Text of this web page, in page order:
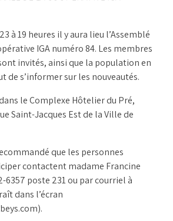
à 19 heures il y aura lieu l’Assemblé
IGA numéro 84. Les membres
invités, ainsi que la population en
de s’informer sur les nouveautés.
le Complexe Hôtelier du Pré,
Saint-Jacques Est de la Ville de
que les personnes
contactent madame Francine
6357 poste 231 ou par courriel à
dans l’écran